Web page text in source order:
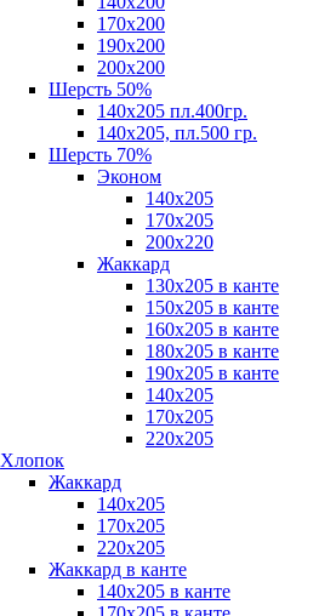
170х200
190х200
200х200
Шерсть 50%
140х205 пл.400гр.
140х205, пл.500 гр.
Шерсть 70%
Эконом
140х205
170х205
200х220
Жаккард
130х205 в канте
150х205 в канте
160х205 в канте
180х205 в канте
190х205 в канте
140х205
170х205
220х205
Хлопок
Жаккард
140x205
170х205
220х205
Жаккард в канте
140х205 в канте